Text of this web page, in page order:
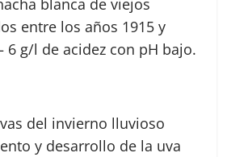
entre los años 1915 y
6 g/l de acidez con pH bajo.
del invierno lluvioso
y desarrollo de la uva